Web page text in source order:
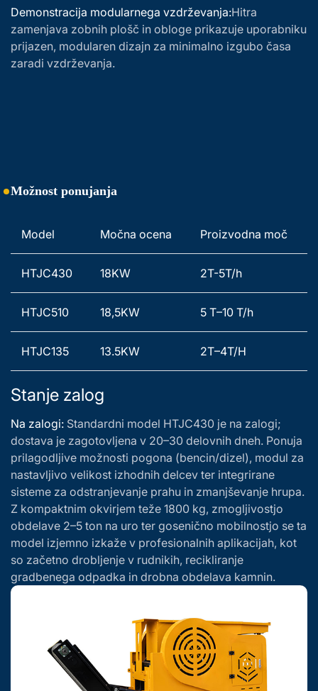
Demonstracija modularnega vzdrževanja:Hitra
zamenjava zobnih plošč in obloge prikazuje uporabniku
prijazen, modularen dizajn za minimalno izgubo časa
zaradi vzdrževanja.
Možnost ponujanja
Model Močna ocena Proizvodna moč
HTJC430 18KW 2T-5T/h
HTJC510 18,5KW 5 T–10 T/h
HTJC135 13.5KW 2T–4T/H
Stanje zalog
Na zalogi: Standardni model HTJC430 je na zalogi;
dostava je zagotovljena v 20–30 delovnih dneh. Ponuja
prilagodljive možnosti pogona (bencin/dizel), modul za
nastavljivo velikost izhodnih delcev ter integrirane
sisteme za odstranjevanje prahu in zmanjševanje hrupa.
Z kompaktnim okvirjem teže 1800 kg, zmogljivostjo
obdelave 2–5 ton na uro ter gosenično mobilnostjo se ta
model izjemno izkaže v profesionalnih aplikacijah, kot
so začetno drobljenje v rudnikih, recikliranje
gradbenega odpadka in drobna obdelava kamnin.